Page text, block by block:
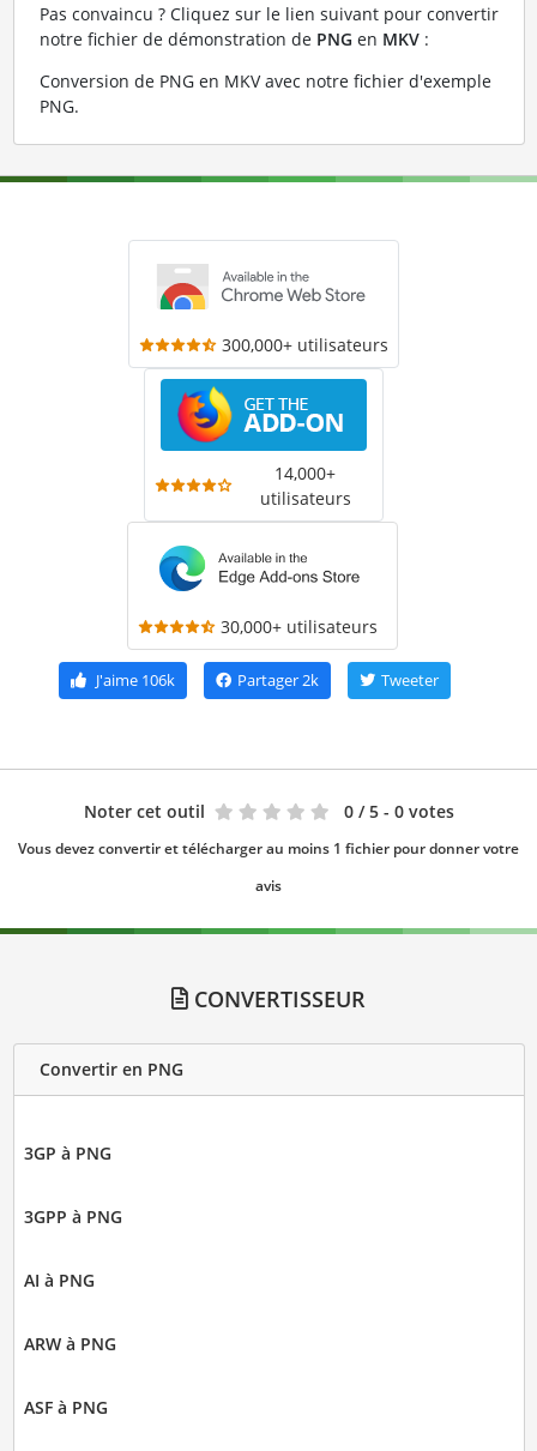
Pas convaincu ? Cliquez sur le lien suivant pour convertir
notre fichier de démonstration de PNG en MKV:
Conversion de PNG en MKV avec notre fichier d'exemple
PNG.
300,000+ utilisateurs
14,000+
utilisateurs
30,000+ utilisateurs
J'aime106k Partager2k Tweeter
Noter cet outil 0 / 5 - 0 votes
Vous devez convertir et télécharger au moins 1 fichier pour donner votre
avis
CONVERTISSEUR
Convertir en PNG
3GP à PNG
3GPP à PNG
AI à PNG
ARW à PNG
ASF à PNG